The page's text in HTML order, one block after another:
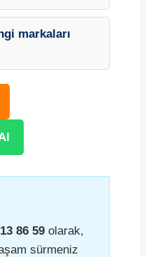
markaları
86 59 olarak,
sürmeniz